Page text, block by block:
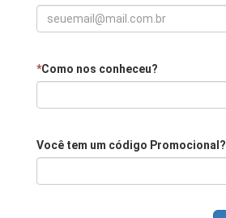
*Como nos conheceu?
Você tem um código Promocional?